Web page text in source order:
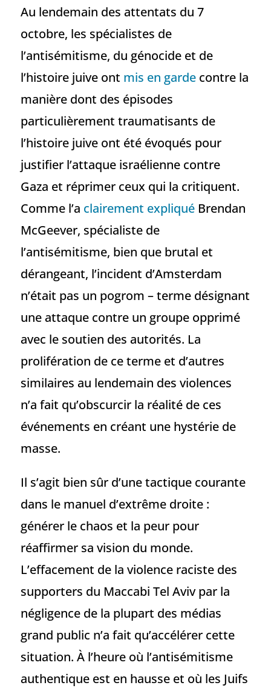
Au lendemain des attentats du 7
octobre, les spécialistes de
l’antisémitisme, du génocide et de
l’histoire juive ont mis en gardecontre la
manière dont des épisodes
particulièrement traumatisants de
l’histoire juive ont été évoqués pour
justifier l’attaque israélienne contre
Gaza et réprimer ceux qui la critiquent.
Comme l’a clairement expliquéBrendan
McGeever, spécialiste de
l’antisémitisme, bien que brutal et
dérangeant, l’incident d’Amsterdam
n’était pas un pogrom – terme désignant
une attaque contre un groupe opprimé
avec le soutien des autorités. La
prolifération de ce terme et d’autres
similaires au lendemain des violences
n’a fait qu’obscurcir la réalité de ces
événements en créant une hystérie de
masse.
Il s’agit bien sûr d’une tactique courante
dans le manuel d’extrême droite :
générer le chaos et la peur pour
réaffirmer sa vision du monde.
L’effacement de la violence raciste des
supporters du Maccabi Tel Aviv par la
négligence de la plupart des médias
grand public n’a fait qu’accélérer cette
situation. À l’heure où l’antisémitisme
authentique est en hausse et où les Juifs